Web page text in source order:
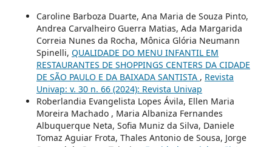
Caroline Barboza Duarte, Ana Maria de Souza Pinto,
Andrea Carvalheiro Guerra Matias, Ada Margarida
Correia Nunes da Rocha, Mônica Glória Neumann
Spinelli, QUALIDADE DO MENU INFANTIL EM
RESTAURANTES DE SHOPPINGS CENTERS DA CIDADE
DE SÃO PAULO E DA BAIXADA SANTISTA , Revista
Univap: v. 30 n. 66 (2024): Revista Univap
Roberlandia Evangelista Lopes Ávila, Ellen Maria
Moreira Machado , Maria Albaniza Fernandes
Albuquerque Neta, Sofia Muniz da Silva, Daniele
Tomaz Aguiar Frota, Thales Antonio de Sousa, Jorge